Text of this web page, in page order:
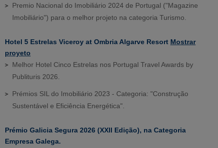
Premio Nacional do Imobiliário 2024 de Portugal ("Magazine
Imobiliário") para o melhor projeto na categoria Turismo.
Hotel 5 Estrelas Viceroy at Ombria Algarve Resort Mostrar
proyeto
Melhor Hotel Cinco Estrelas nos Portugal Travel Awards by
Publituris 2026.
Prémios SIL do Imobiliário 2023 - Categoria: "Construção
Sustentável e Eficiência Energética".
Prémio Galicia Segura 2026 (XXII Edição), na Categoria
Empresa Galega.